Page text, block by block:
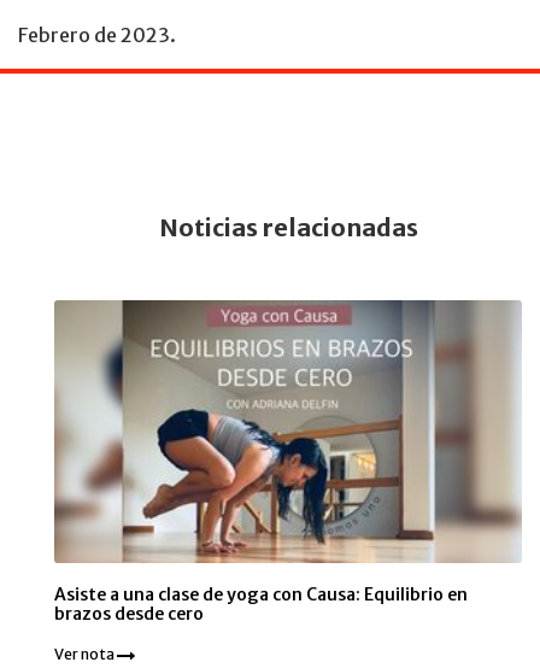
Febrero de 2023.
Noticias relacionadas
Asiste a una clase de yoga con Causa: Equilibrio en
brazos desde cero
Ver nota